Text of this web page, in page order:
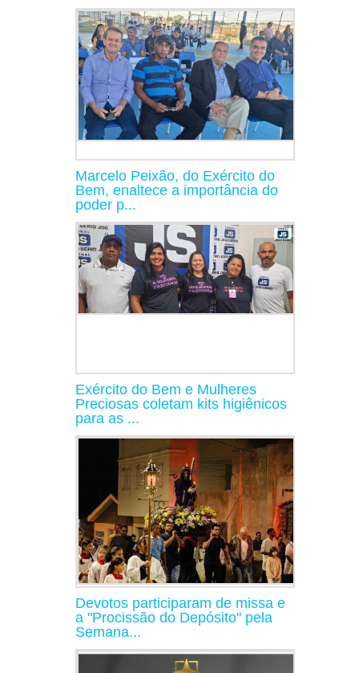
Marcelo Peixão, do Exército do
Bem, enaltece a importância do
poder p...
Exército do Bem e Mulheres
Preciosas coletam kits higiênicos
para as ...
Devotos participaram de missa e
a "Procissão do Depósito" pela
Semana...